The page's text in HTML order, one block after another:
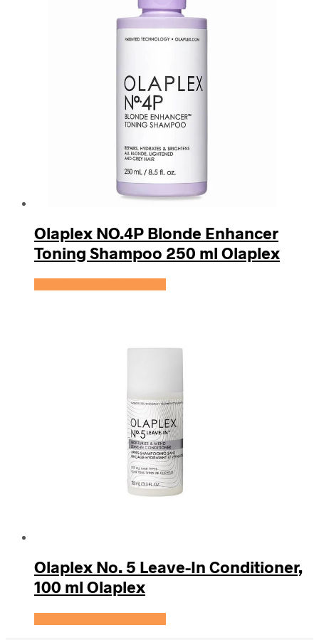
Olaplex NO.4P Blonde Enhancer
Toning Shampoo 250 ml Olaplex
Olaplex No. 5 Leave-In Conditioner,
100 ml Olaplex